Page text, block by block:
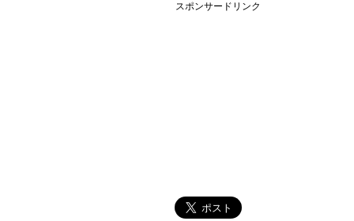
スポンサードリンク